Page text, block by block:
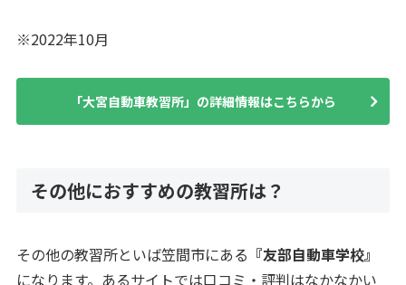
※2022年10月
「大宮自動車教習所」の詳細情報はこちらから
その他におすすめの教習所は？
その他の教習所といば笠間市にある 『友部自動車学校』
になります。あるサイトでは口コミ・評判はなかなかい